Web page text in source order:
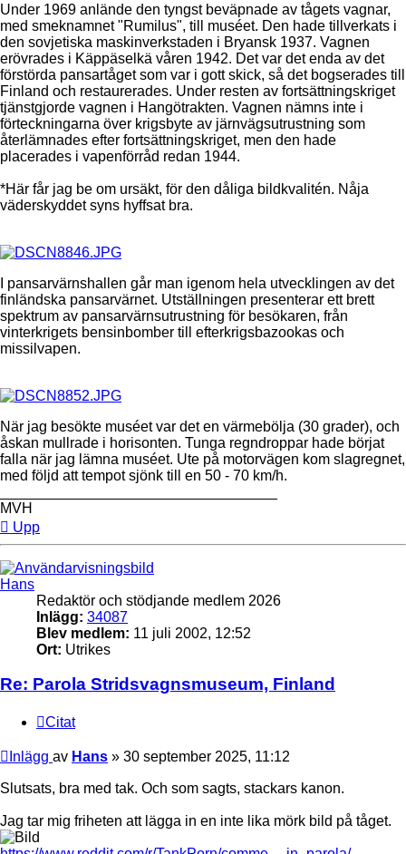
Under 1969 anlände den tyngst beväpnade av tågets vagnar,
med smeknamnet "Rumilus", till muséet. Den hade tillverkats i
den sovjetiska maskinverkstaden i Bryansk 1937. Vagnen
erövrades i Käppäselkä våren 1942. Det var det enda av det
förstörda pansartåget som var i gott skick, så det bogserades till
Finland och restaurerades. Under resten av fortsättningskriget
tjänstgjorde vagnen i Hangötrakten. Vagnen nämns inte i
förteckningarna över krigsbyte av järnvägsutrustning som
återlämnades efter fortsättningskriget, men den hade
placerades i vapenförråd redan 1944.
*Här får jag be om ursäkt, för den dåliga bildkvalitén. Nåja
väderskyddet syns hyffsat bra.
I pansarvärnshallen går man igenom hela utvecklingen av det
finländska pansarvärnet. Utställningen presenterar ett brett
spektrum av pansarvärnsutrustning för besökaren, från
vinterkrigets bensinbomber till efterkrigsbazookas och
missilvapen.
När jag besökte muséet var det en värmebölja (30 grader), och
åskan mullrade i horisonten. Tunga regndroppar hade börjat
falla när jag lämna muséet. Ute på motorvägen kom slagregnet,
med följd att tempot sjönk till en 50 - 70 km/h.
MVH
Upp
Hans
Redaktör och stödjande medlem 2026
Inlägg: 34087
Blev medlem: 11 juli 2002, 12:52
Ort: Utrikes
Re: Parola Stridsvagnsmuseum, Finland
Citat
Inlägg av Hans » 30 september 2025, 11:12
Slutsats, bra med tak. Och som sagts, stackars kanon.
Jag tar mig friheten att lägga in en inte lika mörk bild på tåget.